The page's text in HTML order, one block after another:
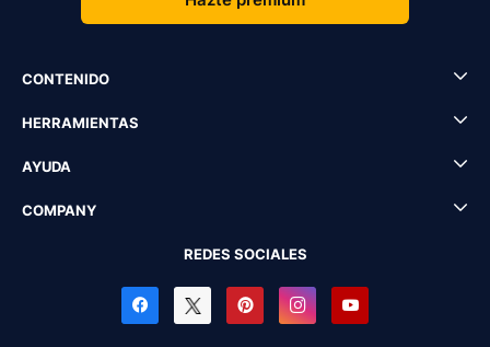
CONTENIDO
HERRAMIENTAS
AYUDA
COMPANY
REDES SOCIALES